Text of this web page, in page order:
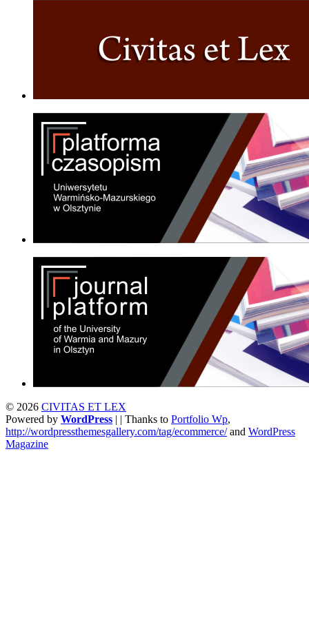
© 2026 CIVITAS ET LEX
Powered by WordPress | | Thanks to Portfolio Wp,
http://wordpressthemesgallery.com/tag/ecommerce/and WordPress
Magazine